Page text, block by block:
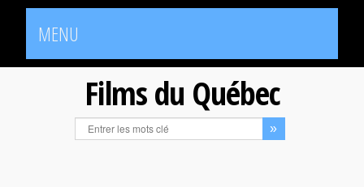
MENU
Films du Québec